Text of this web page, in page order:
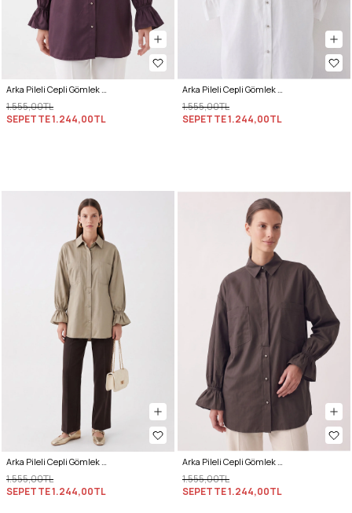
Arka Pileli Cepli Gömlek Y0147 - MÜRDÜM
1.555,00TL
SEPETTE1.244,00TL
Arka Pileli Cepli Gömlek Y0147 - BEYAZ
1.555,00TL
SEPETTE1.244,00TL
1.555,00TL
SEPETTE1.244,00TL
1.555,00TL
SEPETTE1.244,00TL